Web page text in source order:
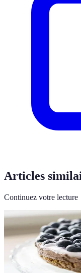
Articles
Continuez votre lecture